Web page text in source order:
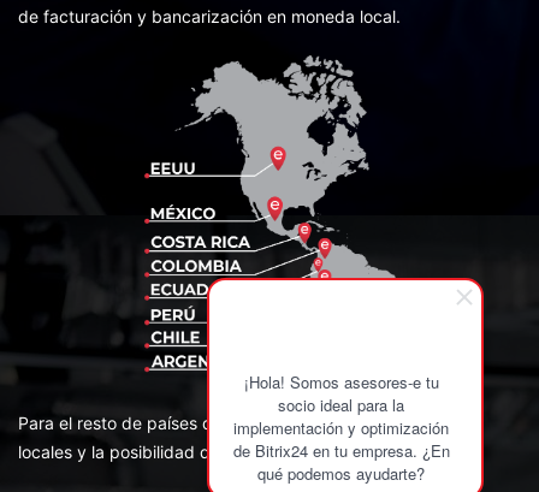
¡Hola! Somos asesores-e tu
socio ideal para la
implementación y optimización
de Bitrix24 en tu empresa. ¿En
qué podemos ayudarte?
de facturación y bancarización en moneda local.
Para el resto de países de la región contamos con Partners
locales y la posibilidad de facturar desde USA en US$.